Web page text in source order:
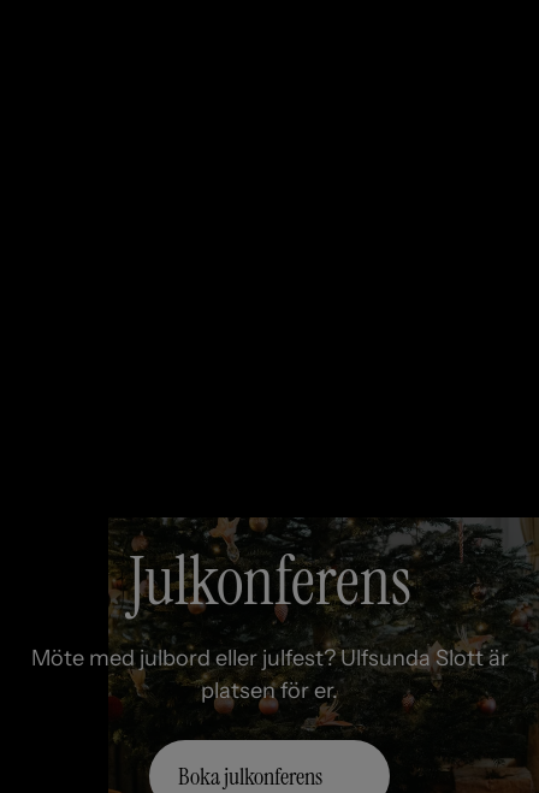
Julkonferens
Möte med julbord eller julfest? Ulfsunda Slott är
platsen för er.
Boka julkonferens